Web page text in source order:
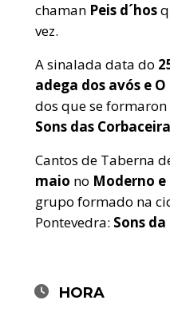
chaman Peis d´hos
vez.
A sinalada data do
adega dos avós e
dos que se
Sons das
Cantos de Taberna
maio no Moderno e
grupo formado na
Pontevedra: Sons
HORA